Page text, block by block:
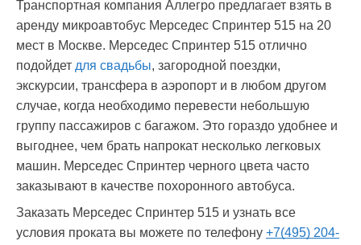
Транспортная компания Аллегро предлагает взять в
аренду микроавтобус Мерседес Спринтер 515 на 20
мест в Москве. Мерседес Спринтер 515 отлично
подойдет для свадьбы, загородной поездки,
экскурсии, трансфера в аэропорт и в любом другом
случае, когда необходимо перевести небольшую
группу пассажиров с багажом. Это гораздо удобнее и
выгоднее, чем брать напрокат несколько легковых
машин. Мерседес Спринтер черного цвета часто
заказывают в качестве похоронного автобуса.
Заказать Мерседес Спринтер 515 и узнать все
условия проката вы можете по телефону +7(495) 204-